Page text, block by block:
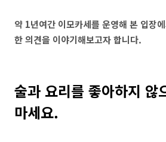
약 1년여간 이모카세를 운영해 본 입장
한 의견을 이야기해보고자 합니다.
술과 요리를 좋아하지 않
마세요.